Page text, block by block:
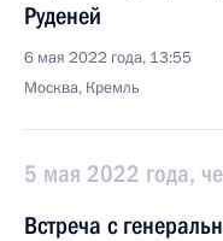
Руденей
6 мая 2022 года, 13:55
Москва, Кремль
5 мая 2022 года,
Встреча с